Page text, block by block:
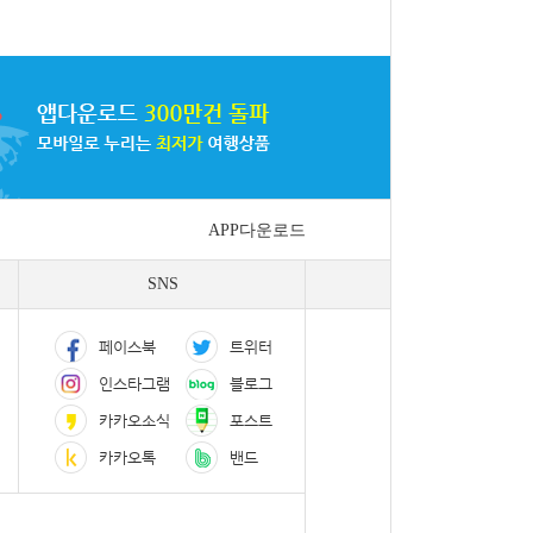
APP다운로드
SNS
페이스북 트위터
인스타그램 블로그
카카오소식 포스트
카카오톡 밴드